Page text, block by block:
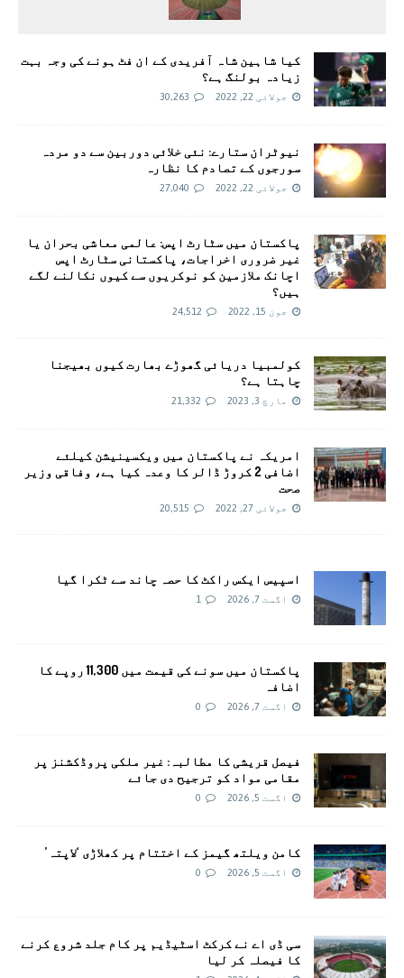
کیا شاہین شاہ آفریدی کے ان فٹ ہونے کی وجہ بہت
زیادہ بولنگ ہے؟
جولائی 22, 2022 30,263
نیوٹران ستارے: نئی خلائی دوربین سے دو مردہ
سورجوں کے تصادم کا نظارہ
جولائی 22, 2022 27,040
پاکستان میں سٹارٹ اپس: عالمی معاشی بحران یا
غیر ضروری اخراجات، پاکستانی سٹارٹ اپس
اچانک ملازمین کو نوکریوں سے کیوں نکالنے لگے
ہیں؟
جون 15, 2022 24,512
کولمبیا دریائی گھوڑے بھارت کیوں بھیجنا
چاہتا ہے؟
مارچ 3, 2023 21,332
امريکہ نے پاکستان میں ویکسینیشن کیلئے
اضافی 2 کروڑ ڈالر کا وعدہ کیا ہے، وفاقی وزیر
صحت
جولائی 27, 2022 20,515
اسپیس ایکس راکٹ کا حصہ چاند سے ٹکرا گیا
اگست 7, 2026 1
پاکستان میں سونے کی قیمت میں 11,300 روپے کا
اضافہ
اگست 7, 2026 0
فیصل قریشی کا مطالبہ: غیر ملکی پروڈکشنز پر
مقامی مواد کو ترجیح دی جائے
اگست 5, 2026 0
کامن ویلتھ گیمز کے اختتام پر کھلاڑی ‘لاپتہ’
اگست 5, 2026 0
سی ڈی اے نے کرکٹ اسٹیڈیم پر کام جلد شروع کرنے
کا فیصلہ کر لیا